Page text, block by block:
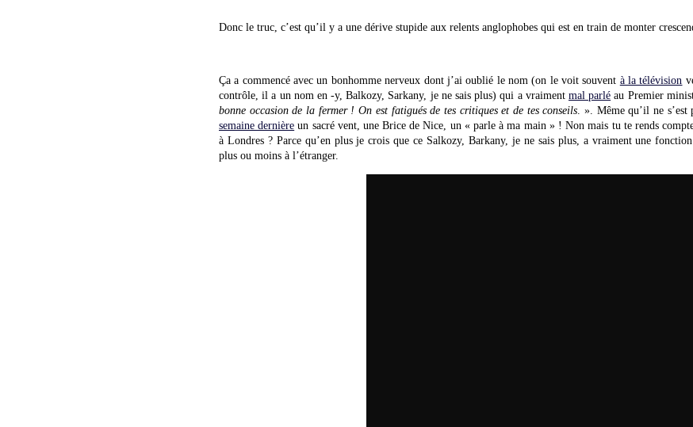
Donc le truc, c’est qu’il y a une dérive stupide aux relents anglophobes qui est en train de monter
Ça a commencé avec un bonhomme nerveux dont j’ai oublié le nom (on le voit souvent à la télévision
contrôle, il a un nom en -y, Balkozy, Sarkany, je ne sais plus) qui a vraiment mal parlé au Premier
bonne occasion de la fermer ! On est fatigués de tes critiques et de tes conseils . ». Même qu’il ne
semaine dernière un sacré vent, une Brice de Nice, un « parle à ma main » ! Non mais tu te rends
à Londres ? Parce qu’en plus je crois que ce Salkozy, Barkany, je ne sais plus, a vraiment une
plus ou moins à l’étranger.